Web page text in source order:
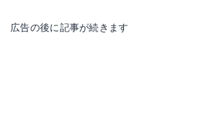
広告の後に記事が続きます